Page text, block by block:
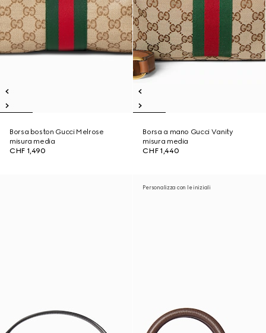
Borsa boston Gucci Melrose
misura media
CHF 1,490
Borsa a mano Gucci Vanity
misura media
CHF 1,440
Personalizza con le iniziali